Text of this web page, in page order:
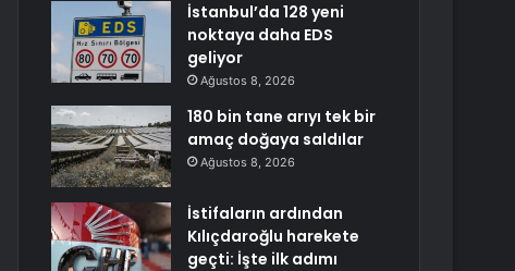
İstanbul’da 128 yeni
noktaya daha EDS
geliyor
Ağustos 8, 2026
180 bin tane arıyı tek bir
amaç doğaya saldılar
Ağustos 8, 2026
İstifaların ardından
Kılıçdaroğlu harekete
geçti: İşte ilk adımı